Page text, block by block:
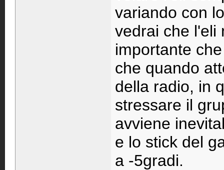
variando con
vedrai che l'eli
importante
che quando
della radio, in
stressare il
avviene
e lo stick del
a -5gradi.